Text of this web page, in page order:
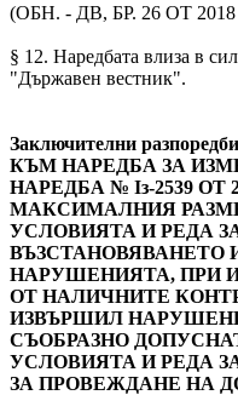
(ОБН. - ДВ, БР. 26 ОТ
§ 12. Наредбата влиза в
"Държавен вестник".
Заключителни разпоредби
КЪМ НАРЕДБА ЗА
НАРЕДБА № Iз-2539 ОТ
МАКСИМАЛНИЯ
УСЛОВИЯТА И РЕДА
ВЪЗСТАНОВЯВАНЕТО
НАРУШЕНИЯТА, ПРИ
ОТ НАЛИЧНИТЕ
ИЗВЪРШИЛ
СЪОБРАЗНО
УСЛОВИЯТА И РЕДА
ЗА ПРОВЕЖДАНЕ НА